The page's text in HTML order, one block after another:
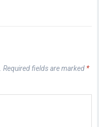
Required fields are marked *